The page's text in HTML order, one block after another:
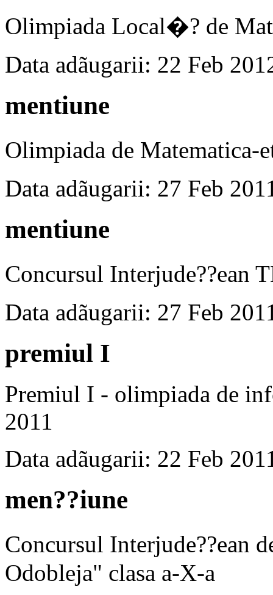
Olimpiada Local�? de
Data adãugarii: 22 Feb
mentiune
Olimpiada de Matematica-
Data adãugarii: 27 Feb
mentiune
Concursul Interjude??ean
Data adãugarii: 27 Feb
premiul I
Premiul I - olimpiada de
2011
Data adãugarii: 22 Feb
men??iune
Concursul Interjude??ean
Odobleja" clasa a-X-a